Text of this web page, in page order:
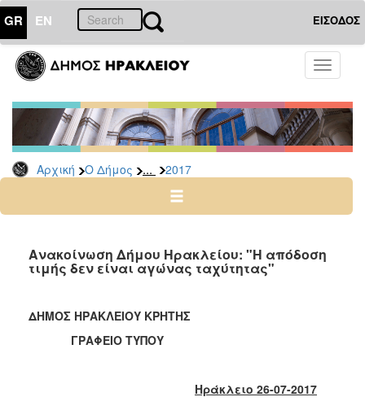
GR EN ΕΙΣΟΔΟΣ
Toggle
Αρχική Ο Δήμος ... 2017
ΔΗΜΟΣ
Δελτία
Τύπου
Αρχείο
2026
2024
2022
2020
2019
Ανακοίνωση Δήμου Ηρακλείου: "Η απόδοση
τιμής δεν είναι αγώνας ταχύτητας"
ΔΗΜΟΣ ΗΡΑΚΛΕΙΟΥ ΚΡΗΤΗΣ
ΓΡΑΦΕΙΟ ΤΥΠΟΥ
Ηράκλειο 26-07-2017